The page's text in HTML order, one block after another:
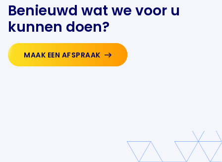
Benieuwd wat we voor u
kunnen doen?
MAAK EEN AFSPRAAK